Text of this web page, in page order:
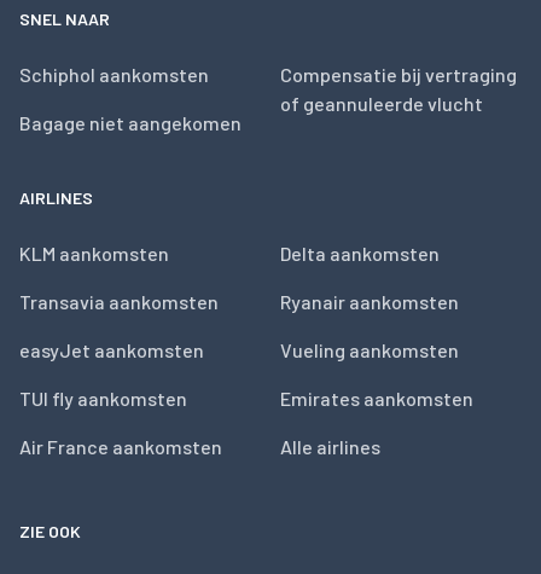
SNEL NAAR
Schiphol aankomsten
Bagage niet aangekomen
Compensatie bij vertraging
of geannuleerde vlucht
AIRLINES
KLM aankomsten
Transavia aankomsten
easyJet aankomsten
TUI fly aankomsten
Air France aankomsten
Delta aankomsten
Ryanair aankomsten
Vueling aankomsten
Emirates aankomsten
Alle airlines
ZIE OOK